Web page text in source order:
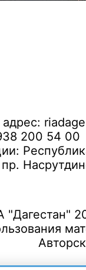
200 54 00
"Дагестан"